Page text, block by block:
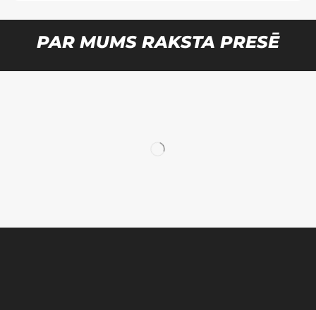
PAR MUMS RAKSTA PRESĒ